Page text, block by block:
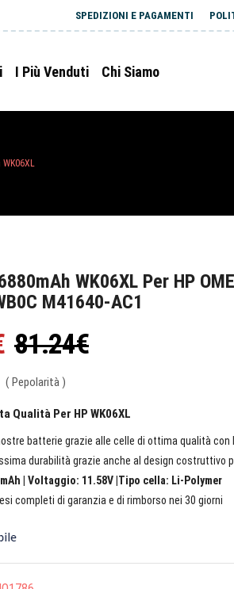
SPEDIZIONI E PAGAMENTI
I Più Venduti Chi Siamo
WK06XL
WK06XL Per HP
M41640-AC1
81.24€
( Pepolarità )
Qualità Per HP WK06XL
batterie grazie alle celle di ottima qualità
durabilità grazie anche al design costruttivo
| Voltaggio: 11.58V |Tipo cella: Li-Polymer
completi di garanzia e di rimborso nei 30 giorni